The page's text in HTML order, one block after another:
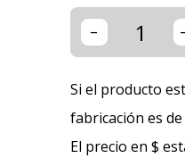
-
Si el producto
fabricación es
El precio en $